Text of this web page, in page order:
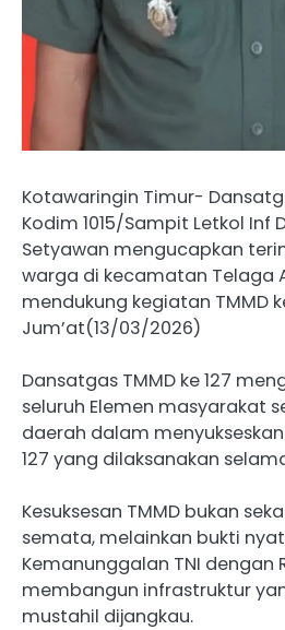
Kotawaringin Timur-
Kodim 1015/Sampit Letkol Inf
Setyawan mengucapkan
warga di kecamatan Telaga
mendukung kegiatan TMMD
Jum’at(13/03/2026)
Dansatgas TMMD ke 127
seluruh Elemen masyarakat
daerah dalam
127 yang dilaksanakan
Kesuksesan TMMD bukan
semata, melainkan bukti
Kemanunggalan TNI dengan
membangun infrastruktur
mustahil dijangkau.